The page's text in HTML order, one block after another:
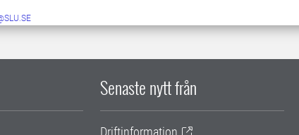
Senaste nytt från
Driftinformation